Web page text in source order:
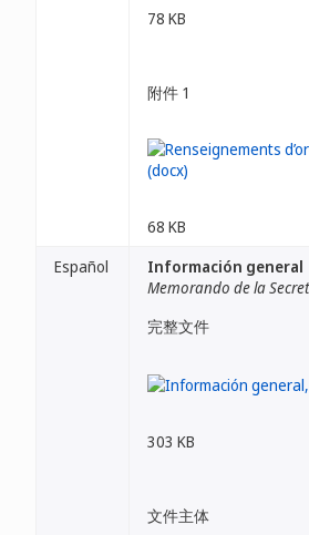
78 KB
附件 1
68 KB
Español
Información general
Memorando de la
完整文件
303 KB
文件主体